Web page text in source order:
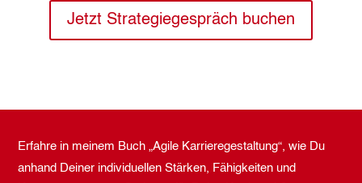
Jetzt Strategiegespräch buchen
Erfahre in meinem Buch „Agile Karrieregestaltung“, wie Du
anhand Deiner individuellen Stärken, Fähigkeiten und